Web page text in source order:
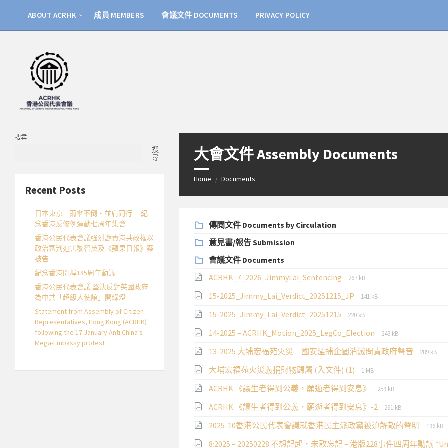
sidebar
ABOUT ACRHK 成員 MEMBERS 會議文件 DOCUMENTS PRIVACY POLICY
大會文件 Assembly Documents
Home / Documents
傳閱文件 Documents by Circulation
意見書/報告 Submission
會議文件 Documents
ACRHK_7_2026_JimmyLai_Sentencing
File
pdf
File
267 kB
15-2025_Jimmy_Lai_Verdict_20251215_JP
File
pdf
File
141 kB
15-2025_Jimmy_Lai_Verdict_20251215
File
pdf
File
220 kB
14-2025 – ACRHK_Motion_2025_LegCo_Election
File
pdf
File
243 kB
13-2025 大埔宏福苑火災 國安濫捕企圖消滅問責政府聲音
File
File
289 kB
大埔宏福苑火災義捐財物歸屬 (入文件) (1)
File
pdf
File
1 MB
ACRHK 《讓生者得到公義，願逝者得到安息》
File
pdf
File
259 kB
ACRHK 《讓生者得到公義，願逝者得到安息》-2
File
pdf
File
261 kB
2025-10香港公民代表會議就香港民主派政黨被迫解散的聲明
File
pdf
File
196 kB
8:2025 – 20250228 不想記起，未敢忘記 – 港版228事件四周年動議
搜尋
搜
尋
Recent Posts
日本東京 – 雨傘不倒・並肩同行 — 紀
念香港反修例運動七周年集會
香港公民代表會議強烈譴責港共政權以
政治審判迫害黎智英及《蘋果日報》案
被告
紀念香港開埠185周年動議
香港公民代表會議 堅決反對英國政府
為中共「超級大使館」開綠燈
Statement from Assembly of Citizen
Representatives, Hong Kong (ACRHK)
following the 17 January Anti China’s
Mega-Embassy protest